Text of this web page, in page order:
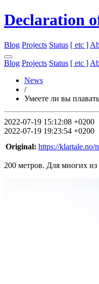
Declaration
Blog Projects Status [ etc ]
Blog Projects Status [ etc ]
News
/
Умеете ли вы
2022-07-19 15:12:08 +0200
2022-07-19 19:23:54 +0200
Original: https://klartale.no/
200 метров. Для многих